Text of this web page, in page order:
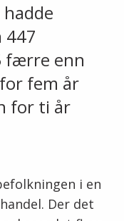
447
færre enn
fem år
for ti år
i en
Der det